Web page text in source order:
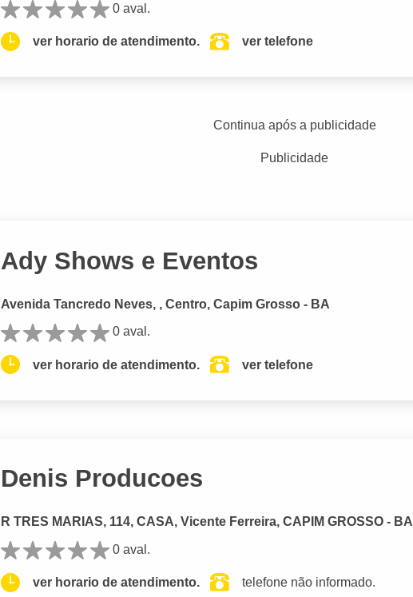
0 aval.
ver horario de atendimento. ver telefone
Continua após a publicidade
Publicidade
Ady Shows e Eventos
Avenida Tancredo Neves, , Centro, Capim Grosso - BA
0 aval.
ver horario de atendimento. ver telefone
Denis Producoes
R TRES MARIAS, 114, CASA, Vicente Ferreira, CAPIM GROSSO - BA
0 aval.
ver horario de atendimento. telefone não informado.